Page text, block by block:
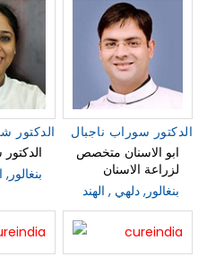
الدكتور
بنغالور,
الدكتور سوراب ناجبال
ابو الاسنان متخصص
لزراعة الاسنان
بنغالور, دلهي , الهند